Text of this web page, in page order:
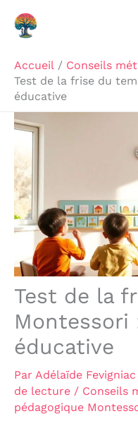
Aller
Accueil
Conseils
Test de la frise du
éducative
Test de la
éducative
Par Adélaïde Fevigniac
de lecture / Conseils
pédagogique
Rechercher